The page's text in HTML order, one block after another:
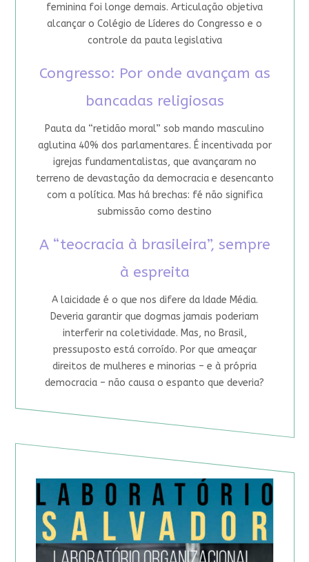
feminina foi longe demais. Articulação objetiva
alcançar o Colégio de Líderes do Congresso e o
controle da pauta legislativa
Congresso: Por onde avançam as
bancadas religiosas
Pauta da “retidão moral” sob mando masculino
aglutina 40% dos parlamentares. É incentivada por
igrejas fundamentalistas, que avançaram no
terreno de devastação da democracia e desencanto
com a política. Mas há brechas: fé não significa
submissão como destino
A “teocracia à brasileira”, sempre
à espreita
A laicidade é o que nos difere da Idade Média.
Deveria garantir que dogmas jamais poderiam
interferir na coletividade. Mas, no Brasil,
pressuposto está corroído. Por que ameaçar
direitos de mulheres e minorias – e à própria
democracia – não causa o espanto que deveria?